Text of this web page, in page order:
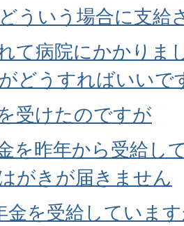
ういう場合に支給
て病院にかかりま
どうすればいいで
受けたのですが
を昨年から受給し
がきが届きません
金を受給していま